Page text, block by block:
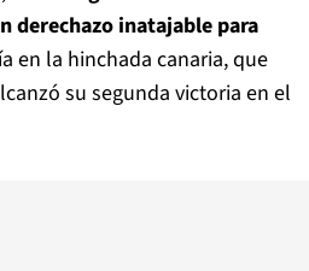
derechazo inatajable para
en la hinchada canaria, que
su segunda victoria en el